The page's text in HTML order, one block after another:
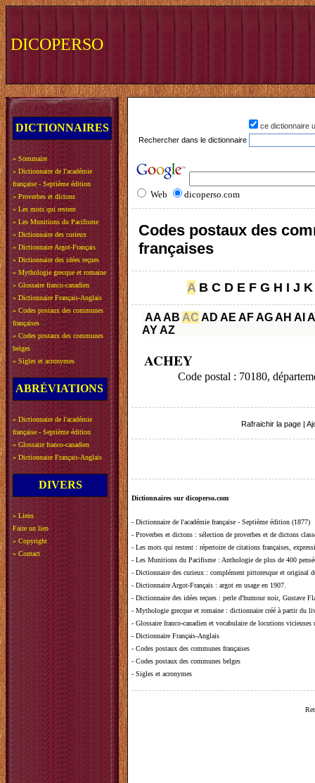
DICOPERSO
DICTIONNAIRES
» Sommaire
» Dictionnaire de l'académie
française - Septième édition
» Proverbes et dictons
» Les mots qui restent
» Les Munitions du Pacifisme
» Dictionnaire des curieux
» Dictionnaire Argot-Français
» Dictionnaire des idées reçues
» Mythologie grecque et romaine
» Glossaire franco-canadien
» Dictionnaire Français-Anglais
» Codes postaux des communes
françaises
» Codes postaux des communes
belges
» Sigles et acronymes
ABRÉVIATIONS
» Dictionnaire de l'académie
française - Septième édition
» Glossaire franco-canadien
» Dictionnaire Français-Anglais
DIVERS
» Liens
Faire un lien
» Copyright
» Contact
ce dictionnaire
Rechercher dans le dictionnaire
Web dicoperso.com
Codes postaux des
françaises
A B C D E F G H I J K
AAAB AC AD AE AFAGAH AI
AYAZ
ACHEY
Code postal : 70180,
Rafraichir la page
Dictionnaires sur dicoperso.com
- Dictionnaire de l'académie française - Septième édition (1877)
- Proverbes et dictons : sélection de proverbes et de dictons
- Les mots qui restent : répertoire de citations françaises,
- Les Munitions du Pacifisme : Anthologie de plus de 400
- Dictionnaire des curieux : complément pittoresque et original
- Dictionnaire Argot-Français : argot en usage en 1907.
- Dictionnaire des idées reçues : perle d'humour noir, Gustave
- Mythologie grecque et romaine : dictionnaire créé à partir du
- Glossaire franco-canadien et vocabulaire de locutions vicieuses
- Dictionnaire Français-Anglais
- Codes postaux des communes françaises
- Codes postaux des communes belges
- Sigles et acronymes